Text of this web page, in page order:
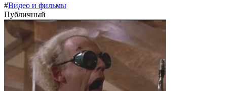
#Видео и фильмы
Публичный